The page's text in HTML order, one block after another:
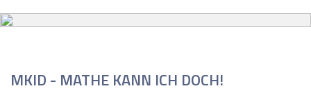
MKID - MATHE KANN ICH DOCH!